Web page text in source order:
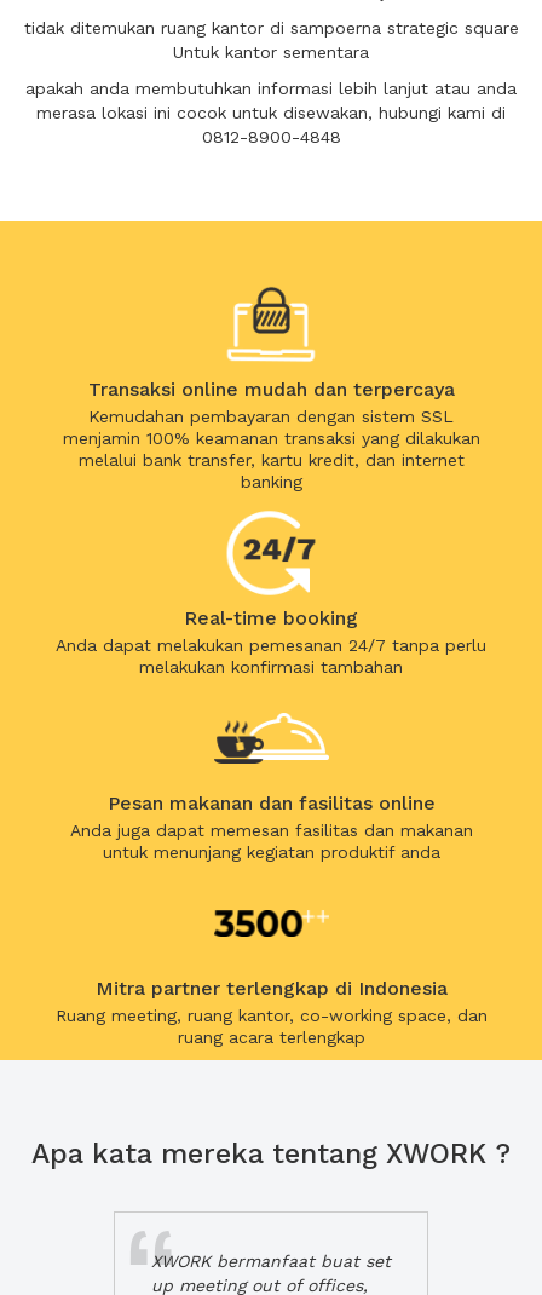
tidak ditemukan ruang kantor di sampoerna strategic square
Untuk kantor sementara
apakah anda membutuhkan informasi lebih lanjut atau anda
merasa lokasi ini cocok untuk disewakan, hubungi kami di
0812-8900-4848
Transaksi online mudah dan terpercaya
Kemudahan pembayaran dengan sistem SSL
menjamin 100% keamanan transaksi yang dilakukan
melalui bank transfer, kartu kredit, dan internet
banking
Real-time booking
Anda dapat melakukan pemesanan 24/7 tanpa perlu
melakukan konfirmasi tambahan
Pesan makanan dan fasilitas online
Anda juga dapat memesan fasilitas dan makanan
untuk menunjang kegiatan produktif anda
Mitra partner terlengkap di Indonesia
Ruang meeting, ruang kantor, co-working space, dan
ruang acara terlengkap
Apa kata mereka tentang XWORK ?
XWORK bermanfaat buat set
up meeting out of offices,